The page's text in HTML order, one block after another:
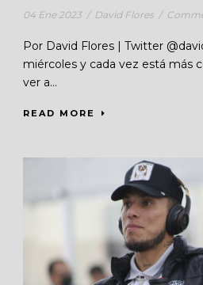
04 Ene 2023 / David Flores /
Por David Flores | Twitter
miércoles y cada vez está más
ver a...
READ MORE